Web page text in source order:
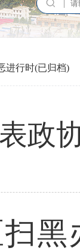
进行时(已归档)
政
黑